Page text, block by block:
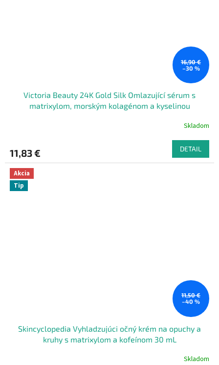
16,90 €
–30 %
Victoria Beauty 24K Gold Silk Omlazující sérum s
matrixylom, morským kolagénom a kyselinou
Skladom
11,83 € DETAIL
Akcia
Tip
11,50 €
–40 %
Skincyclopedia Vyhladzujúci očný krém na opuchy a
kruhy s matrixylom a kofeínom 30 mL
Skladom